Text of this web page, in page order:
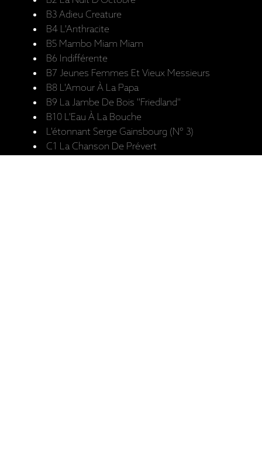
B3 Adieu Creature
B4 L'Anthracite
B5 Mambo Miam Miam
B6 Indifférente
B7 Jeunes Femmes Et Vieux Messieurs
B8 L'Amour À La Papa
B9 La Jambe De Bois ''Friedland''
B10 L'Eau À La Bouche
L'étonnant Serge Gainsbourg (N° 3)
C1 La Chanson De Prévert